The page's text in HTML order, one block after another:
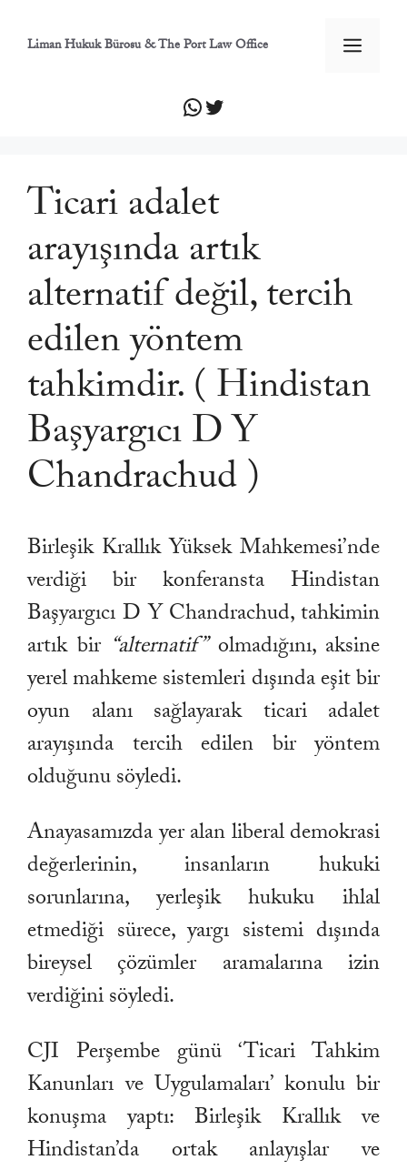
Liman Hukuk Bürosu & The Port Law Office
WhatsApp
Twitter
Ticari adalet
arayışında artık
alternatif değil, tercih
edilen yöntem
tahkimdir. ( Hindistan
Başyargıcı D Y
Chandrachud )
Birleşik Krallık Yüksek Mahkemesi’nde
verdiği bir konferansta Hindistan
Başyargıcı D Y Chandrachud, tahkimin
artık bir
“alternatif”olmadığını, aksine
yerel mahkeme sistemleri dışında eşit bir
oyun alanı sağlayarak ticari adalet
arayışında tercih edilen bir yöntem
olduğunu söyledi.
Anayasamızda yer alan liberal demokrasi
değerlerinin, insanların hukuki
sorunlarına, yerleşik hukuku ihlal
etmediği sürece, yargı sistemi dışında
bireysel çözümler aramalarına izin
verdiğini söyledi.
CJI Perşembe günü ‘Ticari Tahkim
Kanunları ve Uygulamaları’ konulu bir
konuşma yaptı: Birleşik Krallık ve
Hindistan’da ortak anlayışlar ve